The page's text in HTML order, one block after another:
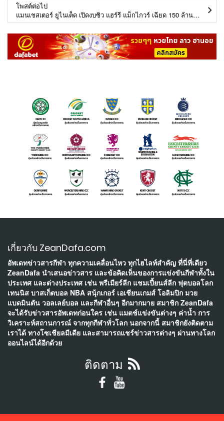
โพสต์ต่อไป
แมนเชสเตอร์ ยูไนเต็ด เปิดงบซิว แฮร์รี แม็กไกวร์ เฉียด 150 ล้านปอนด์
เกี่ยวกับ ZeanDafa.com
อัพเดทข่าวสารกีฬา ทุกความเคลื่อนไหว ทุกไฮไลท์สำคัญ ที่นี่ที่เดียว
ZeanDafa นำเสนอข่าวสาร และข้อคิดเห็นของการแข่งขันกีฬาทั้งใน
ประเทศ และต่างประเทศ เช่น พรีเมียร์ลีก แชมเปี้ยนส์ลีก ฟุตบอลโลก
เทนนิส บาสเก็ตบอล NBA สนุ้กเกอร์ เอเชียนเกมส์ โอลิมปิก มวย
แบดมินตัน วอลเลย์บอล และกีฬาอื่นๆ อีกมากมาย สมาชิก ZeanDafa
จะได้รับข่าวสารอัพเดทก่อนใคร เช่น แมตช์แข่งขันต่างๆ ค่าน้ำ การ
วิเคราะห์สถานการณ์ จากทุกกีฬาทั่วโลก นอกจากนี้ สมาชิกยังติดตาม
เราได้ ทางโซเชียลมีเดีย และสามารถแชร์ข่าวสารต่างๆ ผ่านทางโลก
ออนไลน์ได้อีกด้วย
ติดตาม